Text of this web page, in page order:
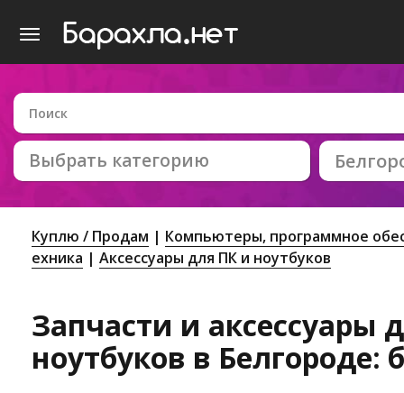
Выбрать категорию
Куплю / Продам
Компьютеры, программное
ехника
Аксессуары для ПК и ноутбуков
Запчасти и аксессуары
ноутбуков в Белгороде: